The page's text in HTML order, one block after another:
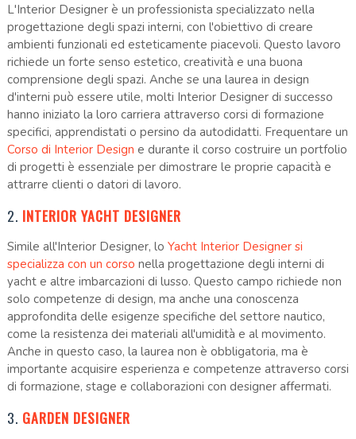
L'Interior Designer è un professionista specializzato nella
progettazione degli spazi interni, con l'obiettivo di creare
ambienti funzionali ed esteticamente piacevoli. Questo lavoro
richiede un forte senso estetico, creatività e una buona
comprensione degli spazi. Anche se una laurea in design
d'interni può essere utile, molti Interior Designer di successo
hanno iniziato la loro carriera attraverso corsi di formazione
specifici, apprendistati o persino da autodidatti. Frequentare un
Corso di Interior Design e durante il corso costruire un portfolio
di progetti è essenziale per dimostrare le proprie capacità e
attrarre clienti o datori di lavoro.
2. INTERIOR YACHT DESIGNER
Simile all'Interior Designer, lo Yacht Interior Designer si
specializza con un corso nella progettazione degli interni di
yacht e altre imbarcazioni di lusso. Questo campo richiede non
solo competenze di design, ma anche una conoscenza
approfondita delle esigenze specifiche del settore nautico,
come la resistenza dei materiali all'umidità e al movimento.
Anche in questo caso, la laurea non è obbligatoria, ma è
importante acquisire esperienza e competenze attraverso corsi
di formazione, stage e collaborazioni con designer affermati.
3. GARDEN DESIGNER